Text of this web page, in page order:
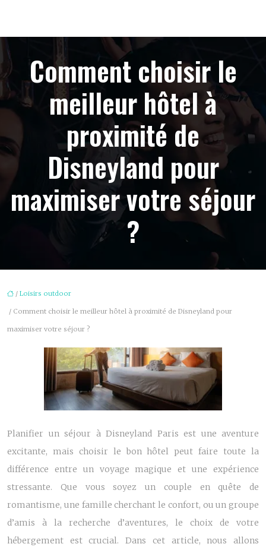
Comment choisir le
meilleur hôtel à
proximité de
Disneyland pour
maximiser votre séjour
?
/ Loisirs outdoor
/ Comment choisir le meilleur hôtel à proximité de Disneyland pour
maximiser votre séjour ?
Planifier un séjour à Disneyland Paris est une aventure
excitante, mais choisir le bon hôtel peut faire toute la
différence entre un voyage magique et une expérience
stressante. Que vous soyez un couple en quête de
romantisme, une famille cherchant le confort, ou un groupe
d’amis à la recherche d’aventures, le choix de votre
hébergement est crucial. Dans cet article, nous allons